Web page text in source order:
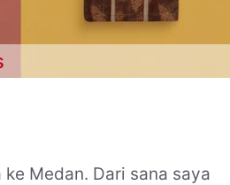
Medan. Dari sana saya